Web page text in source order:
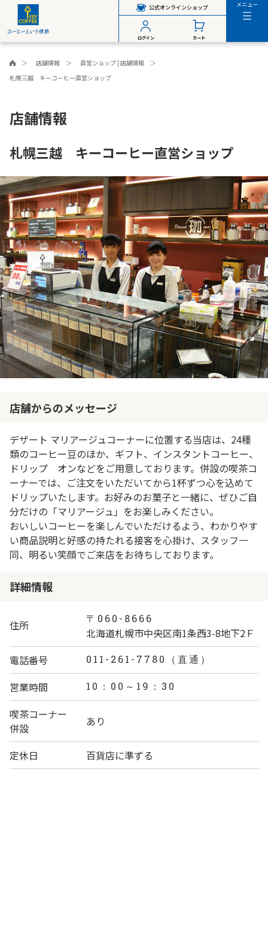
公式オンラインショップ
ログイン カート
メニュー
店舗情報
直営ショップ | 店舗情報
札幌三越 キーコーヒー直営ショップ
店舗情報
札幌三越 キーコーヒー直営ショップ
店舗からのメッセージ
デザート マリアージュコーナーに位置する当店は、24種
類のコーヒー豆のほか、ギフト、インスタントコーヒー、
ドリップ オンなどをご用意しております。併設の喫茶コ
ーナーでは、ご注文をいただいてから1杯ずつ心を込めて
ドリップいたします。お好みのお菓子と一緒に、ぜひご自
分だけの「マリアージュ」をお楽しみください。
おいしいコーヒーを楽しんでいただけるよう、わかりやす
い商品説明と好感の持たれる接客を心掛け、スタッフ一
同、明るい笑顔でご来店をお待ちしております。
詳細情報
住所 〒060-8666
北海道札幌市中央区南1条西3-8地下2Ｆ
電話番号
011-261-7780（直通）
営業時間 10：00～19：30
喫茶コーナー
併設
あり
定休日 百貨店に準ずる